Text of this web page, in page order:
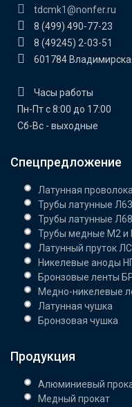
tdcmk1@nonfer.ru
8 (499) 490-77-23
8 (49245) 2-03-51
601784
Часы работы
Пн-Пт с 8:00 до 17:00
Сб-Вс - выходные
Спецпредложение
Латунная
Трубы латунные Л63
Трубы латунные Л68
Трубы медные М2 и
Латунный пруток
Никелевые аноды
Бронзовые ленты
Медно-никелевые
Латунная чушка
Бронзовая чушка
Продукция
Алюминиевый
Медный прокат